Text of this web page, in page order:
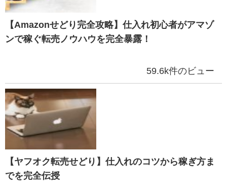
【Amazonせどり完全攻略】仕入れ初心者がアマゾ
ンで稼ぐ転売ノウハウを完全暴露！
59.6k件のビュー
【ヤフオク転売せどり】仕入れのコツから稼ぎ方ま
でを完全伝授